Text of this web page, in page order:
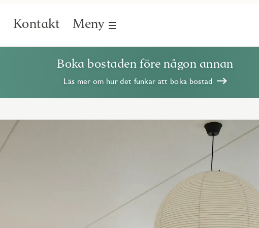
Kontakt Meny
Boka bostaden före någon annan
Läs mer om hur det funkar att boka bostad